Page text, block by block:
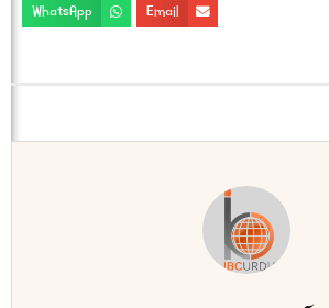
Email
WhatsApp